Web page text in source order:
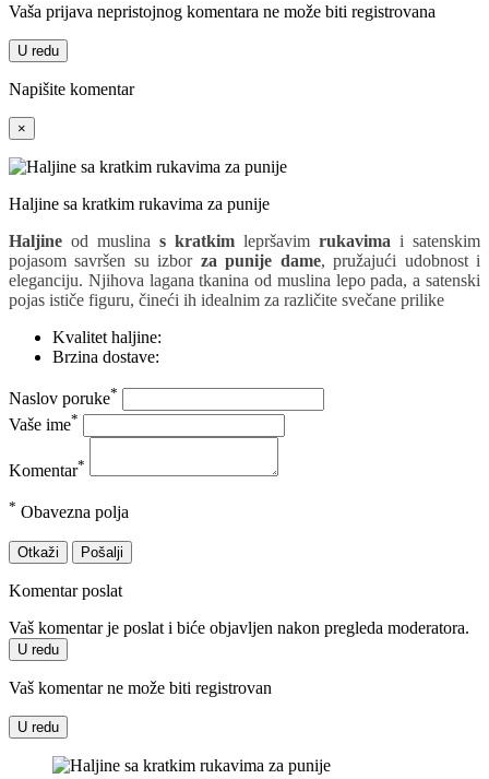
Vaša prijava nepristojnog komentara ne može biti registrovana
U redu
Napišite komentar
×
Haljine sa kratkim rukavima za punije
Haljine od muslina s kratkim lepršavim rukavima i satenskim
pojasom savršen su izbor za punije dame, pružajući udobnost i
eleganciju. Njihova lagana tkanina od muslina lepo pada, a satenski
pojas ističe figuru, čineći ih idealnim za različite svečane prilike
Kvalitet haljine:
Brzina dostave:
Naslov poruke*
Vaše ime*
Komentar*
* Obavezna polja
Otkaži Pošalji
Komentar poslat
Vaš komentar je poslat i biće objavljen nakon pregleda moderatora.
U redu
Vaš komentar ne može biti registrovan
U redu